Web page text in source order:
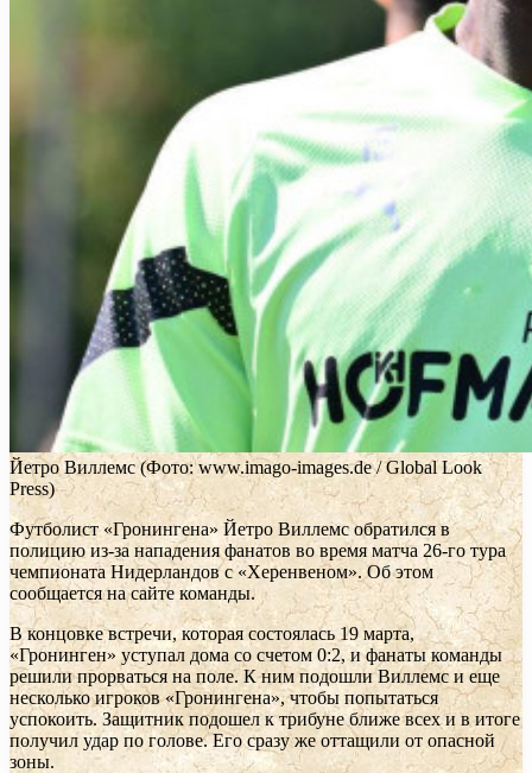
Йетро Виллемс (Фото: www.imago-images.de / Global Look
Press)
Футболист «Гронингена» Йетро Виллемс обратился в
полицию из-за нападения фанатов во время матча 26-го тура
чемпионата Нидерландов с «Херенвеном». Об этом
сообщается на сайте команды.
В концовке встречи, которая состоялась 19 марта,
«Гронинген» уступал дома со счетом 0:2, и фанаты команды
решили прорваться на поле. К ним подошли Виллемс и еще
несколько игроков «Гронингена», чтобы попытаться
успокоить. Защитник подошел к трибуне ближе всех и в итоге
получил удар по голове. Его сразу же оттащили от опасной
зоны.